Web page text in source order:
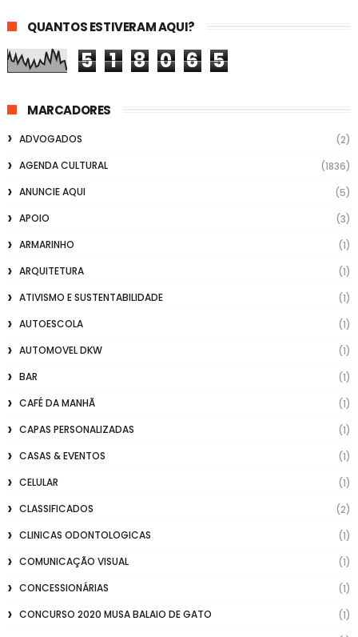
QUANTOS ESTIVERAM AQUI?
5 1 8 0 6 5
MARCADORES
ADVOGADOS
(2)
AGENDA CULTURAL
(1836)
ANUNCIE AQUI
(5)
APOIO
(3)
ARMARINHO
(1)
ARQUITETURA
(1)
ATIVISMO E SUSTENTABILIDADE
(1)
AUTOESCOLA
(1)
AUTOMOVEL DKW
(1)
BAR
(1)
CAFÉ DA MANHÃ
(1)
CAPAS PERSONALIZADAS
(1)
CASAS & EVENTOS
(1)
CELULAR
(1)
CLASSIFICADOS
(2)
CLINICAS ODONTOLOGICAS
(1)
COMUNICAÇÃO VISUAL
(1)
CONCESSIONÁRIAS
(1)
CONCURSO 2020 MUSA BALAIO DE GATO
(1)